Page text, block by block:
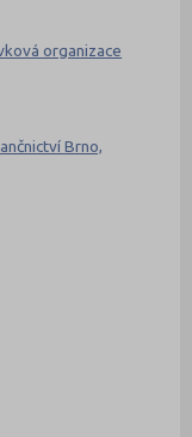
organizace
Brno,